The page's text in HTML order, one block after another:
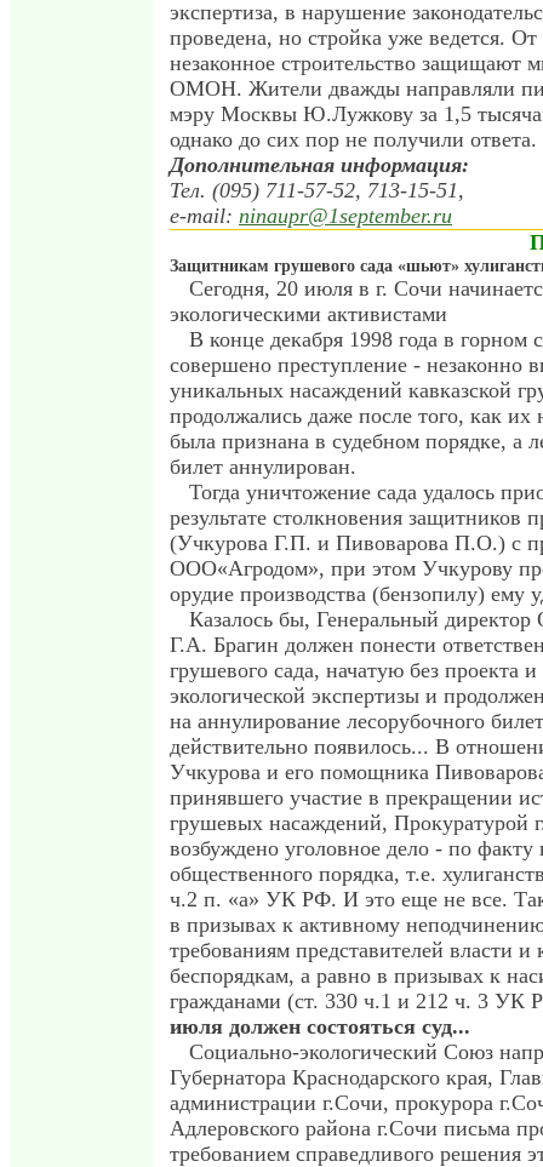
экспертиза, в нарушение
проведена, но стройка уже ведется.
незаконное строительство защищают
ОМОН. Жители дважды направляли
мэру Москвы Ю.Лужкову за 1,5
однако до сих пор не получили ответа.
Дополнительная информация:
Тел. (095) 711-57-52, 713-15-51,
e-mail: ninaupr@1september.ru
Защитникам грушевого сада «шьют»
Сегодня, 20 июля в г. Сочи
экологическими активистами
В конце декабря 1998 года в горном
совершено преступление - незаконно
уникальных насаждений кавказской
продолжались даже после того, как их
была признана в судебном порядке, а
билет аннулирован.
Тогда уничтожение сада удалось
результате столкновения защитников
(Учкурова Г.П. и Пивоварова П.О.) с
ООО«Агродом», при этом Учкурову
орудие производства (бензопилу) ему
Казалось бы, Генеральный
Г.А. Брагин должен понести
грушевого сада, начатую без проекта и
экологической экспертизы и
на аннулирование лесорубочного
действительно появилось... В
Учкурова и его помощника
принявшего участие в прекращении
грушевых насаждений, Прокуратурой
возбуждено уголовное дело - по
общественного порядка, т.е.
ч.2 п. «а» УК РФ. И это еще не все.
в призывах к активному
требованиям представителей власти и
беспорядкам, а равно в призывах к
гражданами (ст. 330 ч.1 и 212 ч. 3 УК
июля должен состояться суд...
Социально-экологический Союз
Губернатора Краснодарского края,
администрации г.Сочи, прокурора
Адлеровского района г.Сочи письма
требованием справедливого решения